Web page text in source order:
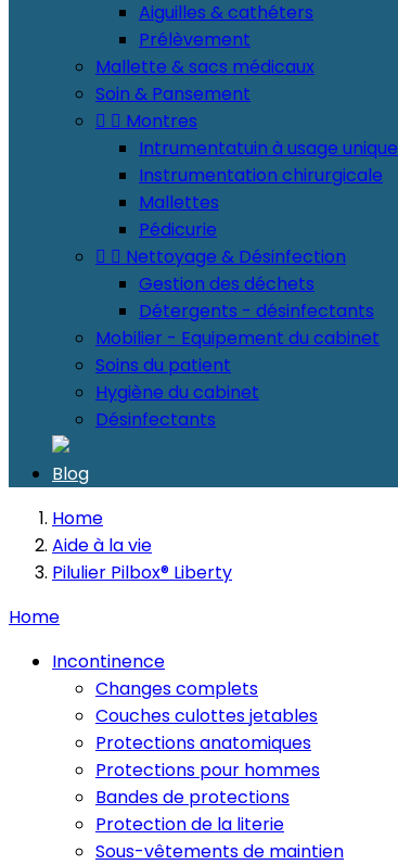
Aiguilles & cathéters
Prélèvement
Mallette & sacs médicaux
Soin & Pansement
  Montres
Intrumentatuin à usage unique
Instrumentation chirurgicale
Mallettes
Pédicurie
  Nettoyage & Désinfection
Gestion des déchets
Détergents - désinfectants
Mobilier - Equipement du cabinet
Soins du patient
Hygiène du cabinet
Désinfectants
Blog
Home
Aide à la vie
Pilulier Pilbox® Liberty
Home
Incontinence
Changes complets
Couches culottes jetables
Protections anatomiques
Protections pour hommes
Bandes de protections
Protection de la literie
Sous-vêtements de maintien